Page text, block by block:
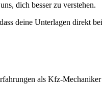
dich besser zu verstehen.
deine Unterlagen direkt
als Kfz-